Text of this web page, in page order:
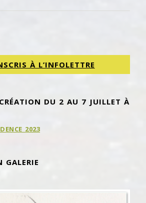
À L’INFOLETTRE
DU 2 AU 7 JUILLET À
2023
GALERIE